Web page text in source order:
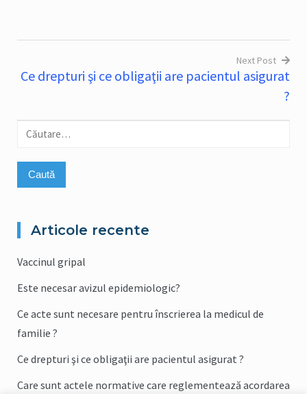
Navigare
articole
Next Post
Ce drepturi şi ce obligaţii are pacientul asigurat
?
Caută
Articole recente
Vaccinul gripal
Este necesar avizul epidemiologic?
Ce acte sunt necesare pentru înscrierea la medicul de
familie ?
Ce drepturi şi ce obligaţii are pacientul asigurat ?
Care sunt actele normative care reglementează acordarea